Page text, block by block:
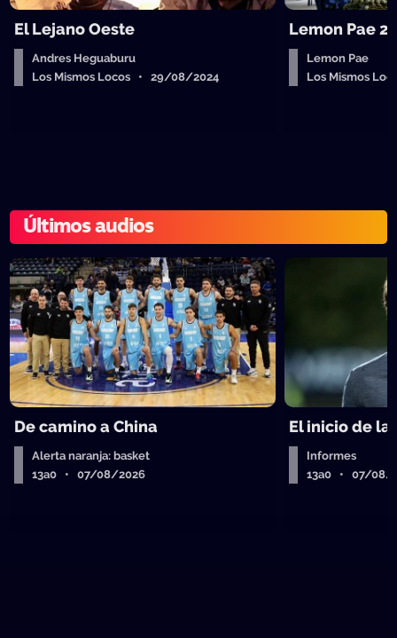
El Lejano Oeste
Andres Heguaburu
Los Mismos Locos • 29/08/2024
Lemon Pae
Lemon Pae
Los Mismos
Últimos audios
De camino a China
Alerta naranja: basket
13a0 • 07/08/2026
El inicio de la
Informes
13a0 • 07/08/